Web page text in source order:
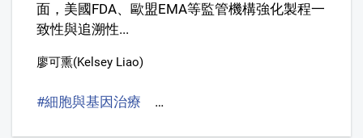
面，美國FDA、歐盟EMA等監管機構強化製程一
致性與追溯性...
廖可熏(Kelsey Liao)
#細胞與基因治療 #Cell and Gene Therapy，CGT